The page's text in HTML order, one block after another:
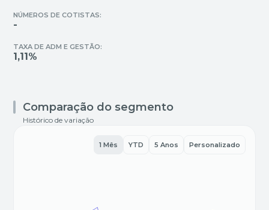
TAXA DE ADM E GESTÃO:
1,11%
NÚMEROS DE COTISTAS:
-
Comparação do segmento
Histórico de variação
1 Mês YTD 5 Anos Personalizado